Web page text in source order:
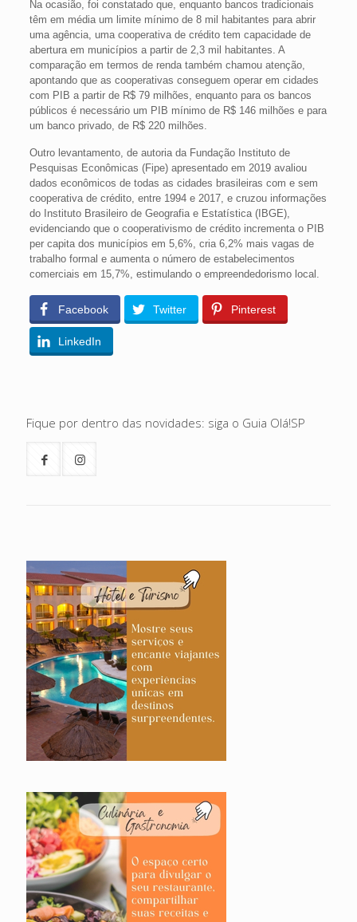
Na ocasião, foi constatado que, enquanto bancos tradicionais
têm em média um limite mínimo de 8 mil habitantes para abrir
uma agência, uma cooperativa de crédito tem capacidade de
abertura em municípios a partir de 2,3 mil habitantes. A
comparação em termos de renda também chamou atenção,
apontando que as cooperativas conseguem operar em cidades
com PIB a partir de R$ 79 milhões, enquanto para os bancos
públicos é necessário um PIB mínimo de R$ 146 milhões e para
um banco privado, de R$ 220 milhões.
Outro levantamento, de autoria da Fundação Instituto de
Pesquisas Econômicas (Fipe) apresentado em 2019 avaliou
dados econômicos de todas as cidades brasileiras com e sem
cooperativa de crédito, entre 1994 e 2017, e cruzou informações
do Instituto Brasileiro de Geografia e Estatística (IBGE),
evidenciando que o cooperativismo de crédito incrementa o PIB
per capita dos municípios em 5,6%, cria 6,2% mais vagas de
trabalho formal e aumenta o número de estabelecimentos
comerciais em 15,7%, estimulando o empreendedorismo local.
Facebook Twitter Pinterest
LinkedIn
Fique por dentro das novidades: siga o Guia Olá!SP